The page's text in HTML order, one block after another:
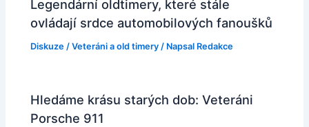
Legendární oldtimery, které stále
ovládají srdce automobilových fanoušků
Diskuze /Veteráni a old timery / Napsal Redakce
Hledáme krásu starých dob: Veteráni
Porsche 911